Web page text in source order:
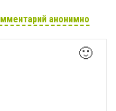
анонимно
🙂